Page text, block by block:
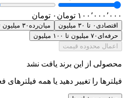
۱۰۰٬۰۰۰٬۰۰۰ تومان ۰ تومان
اقتصادی ۰ تا ۳۰ میلیون میان‌رده ۳۰ میلیون تا ۷۰ میلیون
حرفه‌ای ۷۰ میلیون تا ۱۰۰ میلیون
اعمال محدوده قیمت
محصولی از این برند یافت نشد
فیلترها را تغییر دهید یا همه